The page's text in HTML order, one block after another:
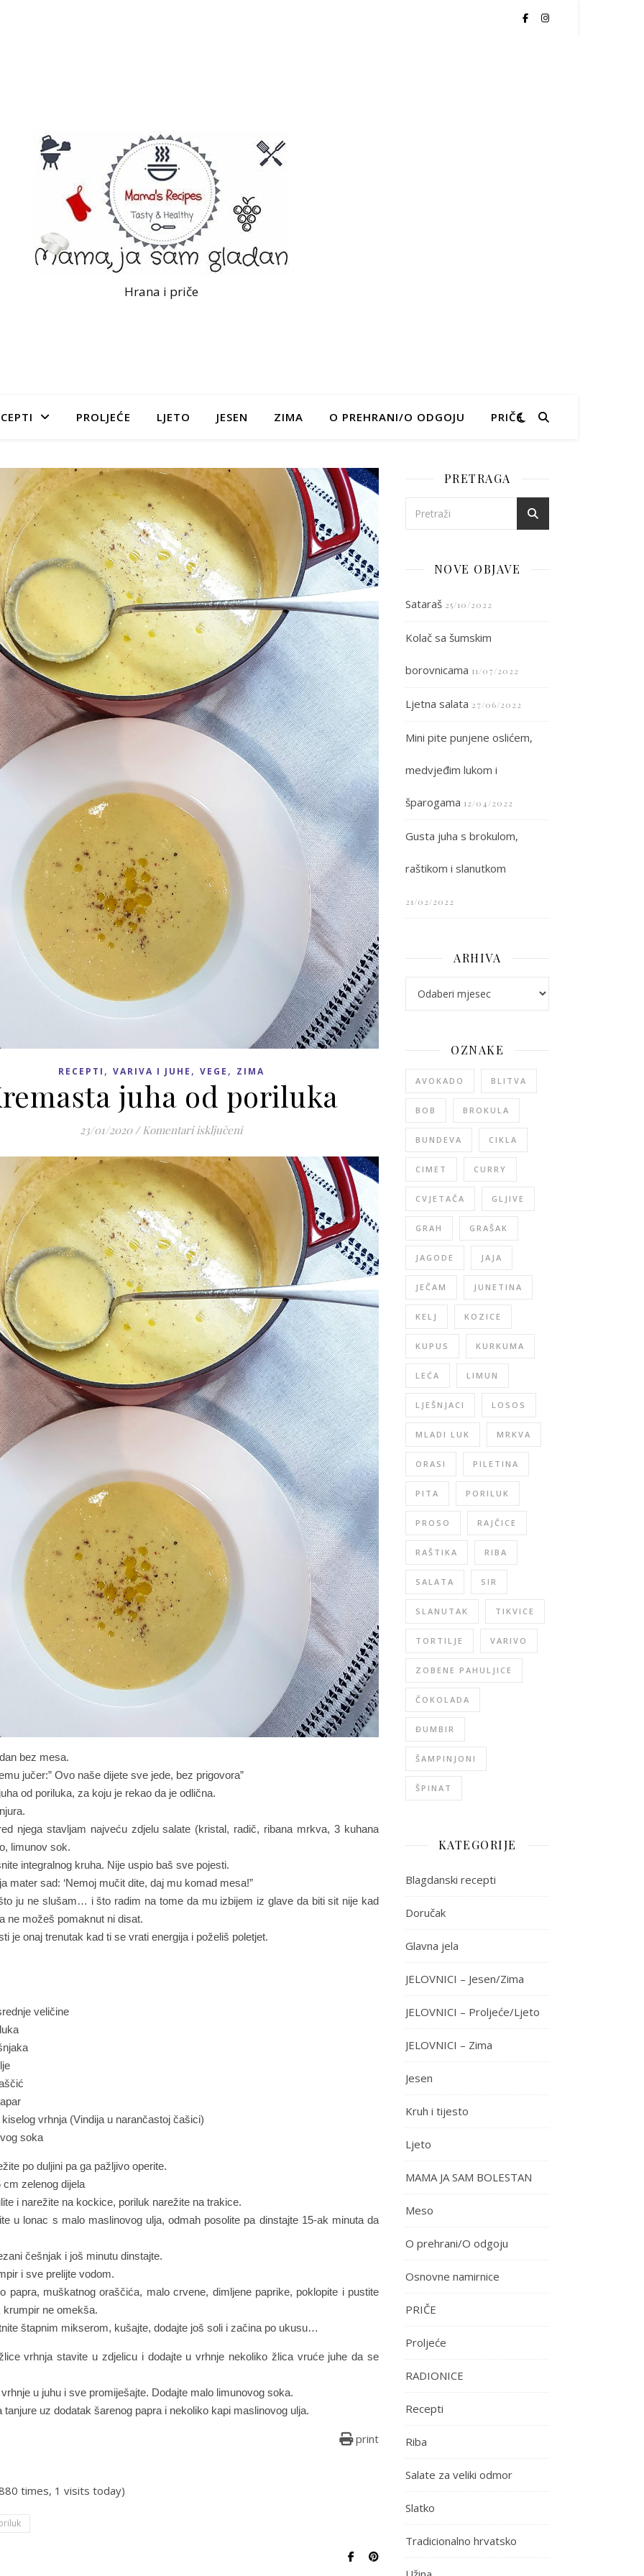
Hrana i priče
PROLJEĆE LJETO JESEN ZIMA O PREHRANI/O ODGOJU PRIČE
RECEPTI , VARIVA I JUHE , VEGE , ZIMA
juha od poriluka
23/01/2020 / Komentari isključeniza Kremasta juha od poriluka
bez mesa.
jučer:” Ovo naše dijete sve jede, bez prigovora”
od poriluka, za koju je rekao da je odlična.
njega stavljam najveću zdjelu salate (kristal, radič, ribana mrkva, 3 kuhana
limunov sok.
integralnog kruha. Nije uspio baš sve pojesti.
mater sad: ‘Nemoj mučit dite, daj mu komad mesa!”
ju ne slušam… i što radim na tome da mu izbijem iz glave da biti sit nije kad
ne možeš pomaknut ni disat.
je onaj trenutak kad ti se vrati energija i poželiš poletjet.
veličine
vrhnja (Vindija u narančastoj čašici)
soka
po duljini pa ga pažljivo operite.
cm zelenog dijela
i narežite na kockice, poriluk narežite na trakice.
u lonac s malo maslinovog ulja, odmah posolite pa dinstajte 15-ak minuta da
češnjak i još minutu dinstajte.
i sve prelijte vodom.
papra, muškatnog oraščića, malo crvene, dimljene paprike, poklopite i pustite
krumpir ne omekša.
štapnim mikserom, kušajte, dodajte još soli i začina po ukusu…
vrhnja stavite u zdjelicu i dodajte u vrhnje nekoliko žlica vruće juhe da se
u juhu i sve promiješajte. Dodajte malo limunovog soka.
tanjure uz dodatak šarenog papra i nekoliko kapi maslinovog ulja.
print
times, 1 visits today)
PRETRAGA
NOVE OBJAVE
Sataraš 25/10/2022
Kolač sa šumskim
borovnicama 11/07/2022
Ljetna salata 27/06/2022
Mini pite punjene oslićem,
medvjeđim lukom i
šparogama 12/04/2022
Gusta juha s brokulom,
raštikom i slanutkom
21/02/2022
ARHIVA
OZNAKE
AVOKADO BLITVA
BOB BROKULA
BUNDEVA CIKLA
CIMET CURRY
CVJETAČA GLJIVE
GRAH GRAŠAK
JAGODE JAJA
JEČAM JUNETINA
KELJ KOZICE
KUPUS KURKUMA
LEĆA LIMUN
LJEŠNJACI LOSOS
MLADI LUK MRKVA
ORASI PILETINA
PITA PORILUK
PROSO RAJČICE
RAŠTIKA RIBA
SALATA SIR
SLANUTAK TIKVICE
TORTILJE VARIVO
ZOBENE PAHULJICE
ČOKOLADA
ĐUMBIR
ŠAMPINJONI
ŠPINAT
KATEGORIJE
Blagdanski recepti
Doručak
Glavna jela
JELOVNICI – Jesen/Zima
JELOVNICI – Proljeće/Ljeto
JELOVNICI – Zima
Jesen
Kruh i tijesto
Ljeto
MAMA JA SAM BOLESTAN
Meso
O prehrani/O odgoju
Osnovne namirnice
PRIČE
Proljeće
RADIONICE
Recepti
Riba
Salate za veliki odmor
Slatko
Tradicionalno hrvatsko